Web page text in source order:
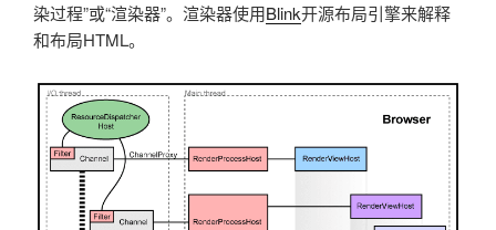
染过程”或“渲染器”。渲染器使用Blink开源布局引擎来解释
和布局HTML。